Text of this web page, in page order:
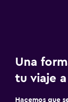
Una
tu viaje
Hacemos que